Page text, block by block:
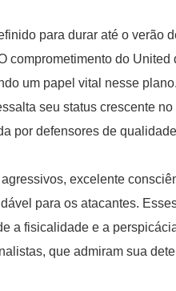
para durar até o verão
comprometimento do
um papel vital nesse
seu status crescente
por defensores de
excelente
para os atacantes.
a fisicalidade e a
que admiram sua